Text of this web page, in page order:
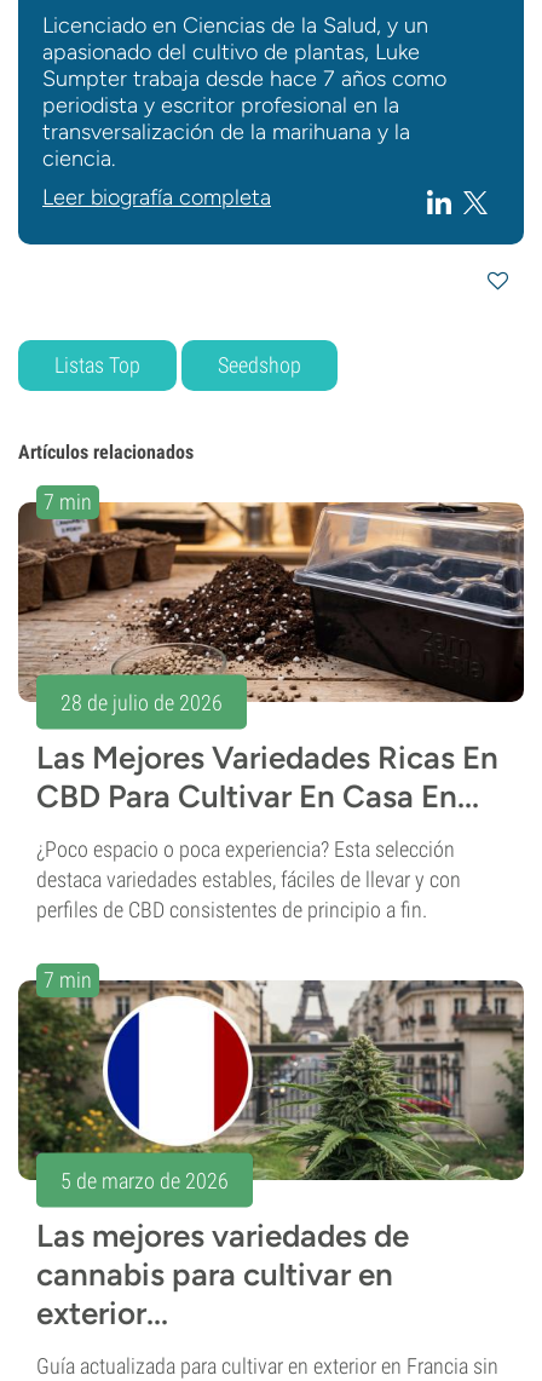
Licenciado en Ciencias de la Salud, y un
apasionado del cultivo de plantas, Luke
Sumpter trabaja desde hace 7 años como
periodista y escritor profesional en la
transversalización de la marihuana y la
ciencia.
Leer biografía completa
Listas Top Seedshop
Artículos relacionados
7 min
28 de julio de 2026
Las Mejores Variedades Ricas En
CBD Para Cultivar En Casa En...
¿Poco espacio o poca experiencia? Esta selección
destaca variedades estables, fáciles de llevar y con
perfiles de CBD consistentes de principio a fin.
7 min
5 de marzo de 2026
Las mejores variedades de
cannabis para cultivar en
exterior...
Guía actualizada para cultivar en exterior en Francia sin